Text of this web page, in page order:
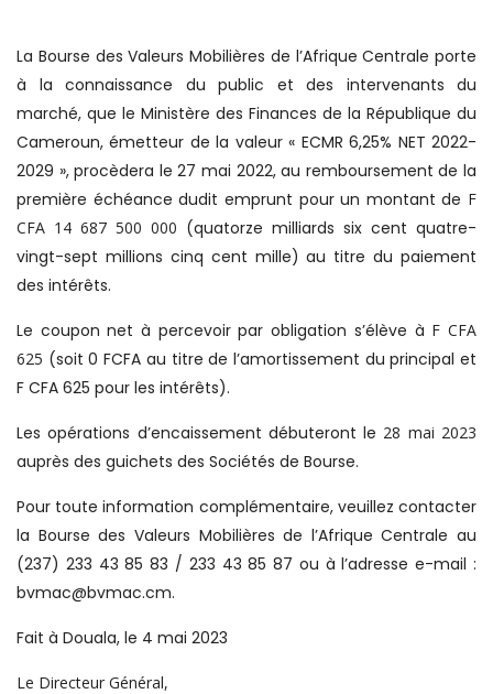
La Bourse des Valeurs Mobilières de l’Afrique Centrale porte
à la connaissance du public et des intervenants du
marché, que le Ministère des Finances de la République du
Cameroun, émetteur de la valeur « ECMR 6,25% NET 2022-
2029 », procèdera le 27 mai 2022, au remboursement de la
première échéance dudit emprunt pour un montant de F
CFA 14 687 500 000 (quatorze milliards six cent quatre-
vingt-sept millions cinq cent mille) au titre du paiement
des intérêts.
Le coupon net à percevoir par obligation s’élève à F CFA
625 (soit 0 FCFA au titre de l’amortissement du principal et
F CFA 625 pour les intérêts).
Les opérations d’encaissement débuteront le 28 mai 2023
auprès des guichets des Sociétés de Bourse.
Pour toute information complémentaire, veuillez contacter
la Bourse des Valeurs Mobilières de l’Afrique Centrale au
(237) 233 43 85 83 / 233 43 85 87 ou à l’adresse e-mail :
bvmac@bvmac.cm.
Fait à Douala, le 4 mai 2023
Le Directeur Général,